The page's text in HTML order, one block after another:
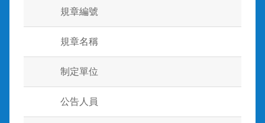
規章編號
規章名稱
制定單位
公告人員